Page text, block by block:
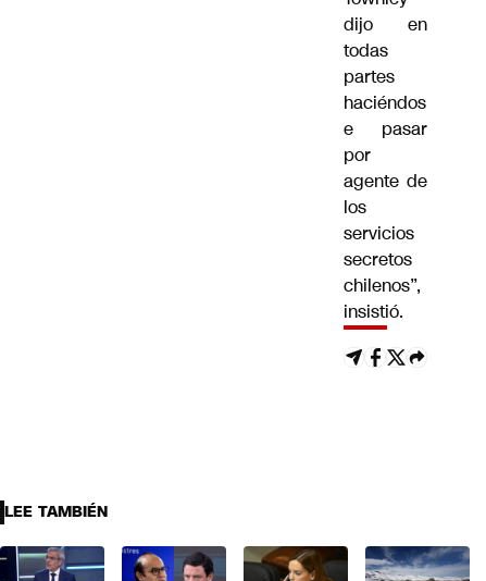
dijo en
todas
partes
haciéndos
e pasar
por
agente de
los
servicios
secretos
chilenos”,
insistió.
LEE TAMBIÉN